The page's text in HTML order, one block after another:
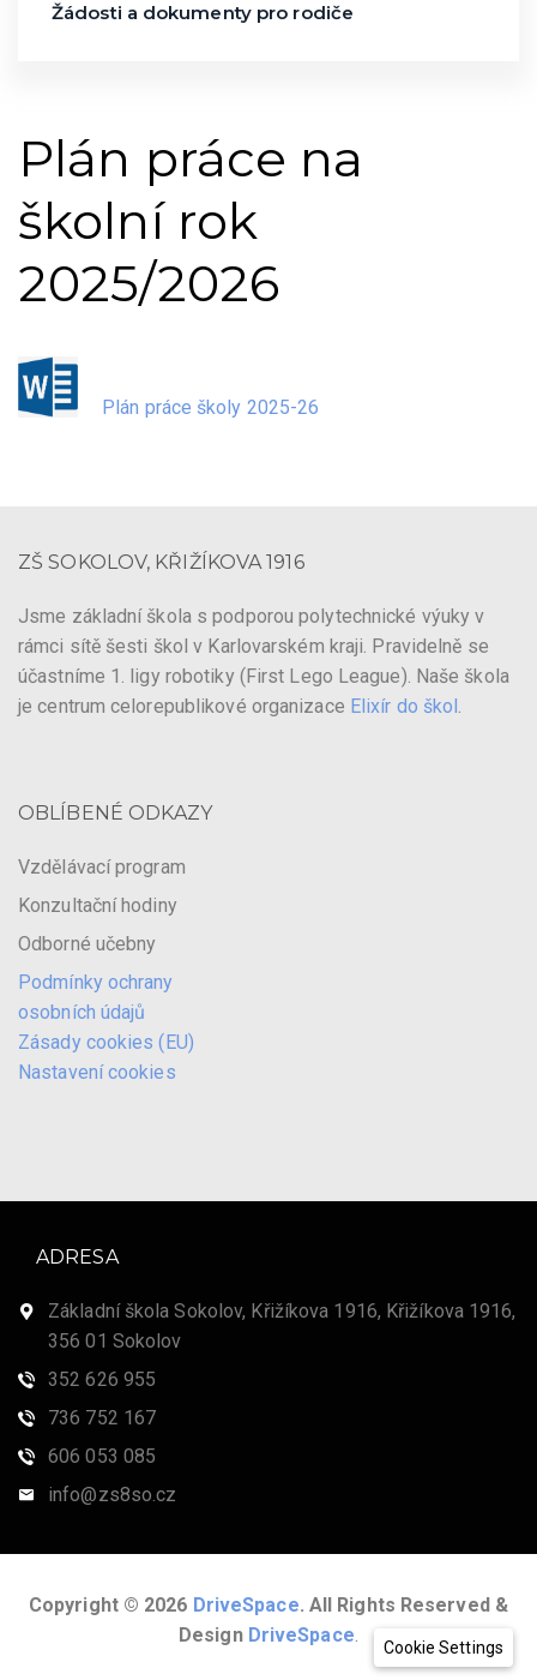
Plán práce na
školní rok
2025/2026
Plán práce školy 2025-26
Žádosti a dokumenty pro rodiče
ZŠ SOKOLOV, KŘIŽÍKOVA 1916
Jsme základní škola s podporou polytechnické výuky v
rámci sítě šesti škol v Karlovarském kraji. Pravidelně se
účastníme 1. ligy robotiky (First Lego League). Naše škola
je centrum celorepublikové organizace Elixír do škol.
OBLÍBENÉ ODKAZY
Vzdělávací program
Konzultační hodiny
Odborné učebny
Podmínky ochrany
osobních údajů
Zásady cookies (EU)
Nastavení cookies
ADRESA
Základní škola Sokolov, Křižíkova 1916, Křižíkova 1916,
356 01 Sokolov
352 626 955
736 752 167
606 053 085
info@zs8so.cz
Copyright © 2026 DriveSpace. All Rights Reserved &
Design DriveSpace
Cookie Settings